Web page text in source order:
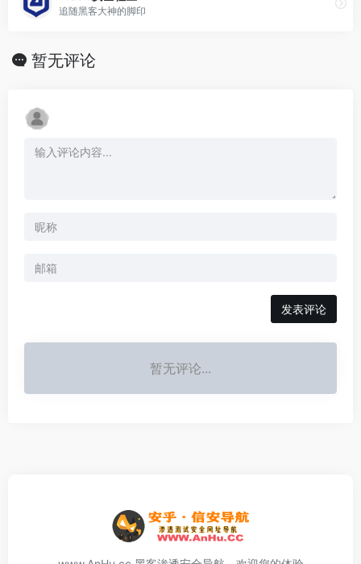
追随黑客大神的脚印
暂无评论
发表评论
暂无评论...